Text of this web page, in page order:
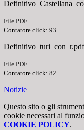
File PDF
Contatore click: 93
Definitivo_turi_con_r.pdf
File PDF
Contatore click: 82
Notizie
Questo sito o gli
cookie necessari al
COOKIE POLICY.